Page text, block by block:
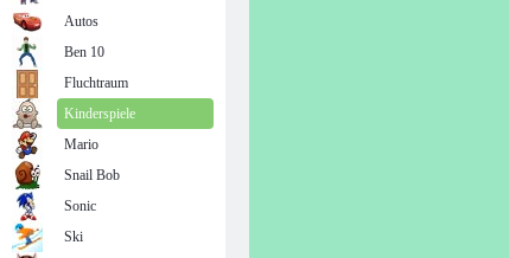
Autos
Ben 10
Fluchtraum
Kinderspiele
Mario
Snail Bob
Sonic
Ski